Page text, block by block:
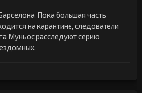
Пока большая часть
на карантине, следователи
Муньос расследуют серию